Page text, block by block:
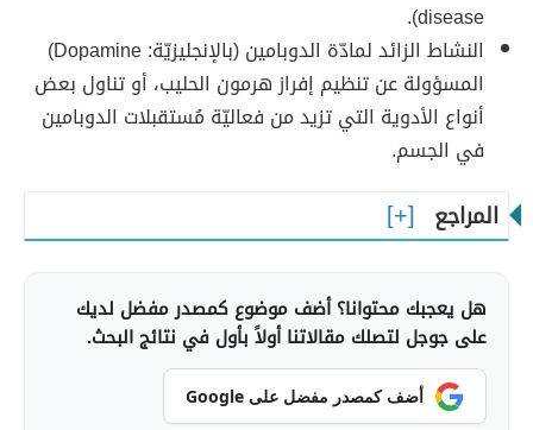
disease).
النشاط الزائد لمادّة الدوبامين (بالإنجليزيّة: Dopamine)
المسؤولة عن تنظيم إفراز هرمون الحليب، أو تناول بعض
أنواع الأدوية التي تزيد من فعاليّة مُستقبلات الدوبامين
في الجسم.
المراجع
هل يعجبك محتوانا؟ أضف موضوع كمصدر مفضل لديك
على جوجل لتصلك مقالاتنا أولاً بأول في نتائج البحث.
أضف كمصدر مفضل على Google